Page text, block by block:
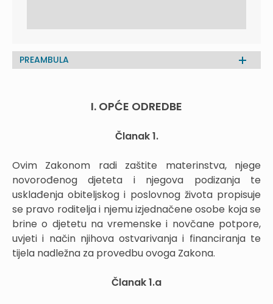
PREAMBULA
I. OPĆE ODREDBE
Članak 1.
Ovim Zakonom radi zaštite materinstva, njege
novorođenog djeteta i njegova podizanja te
usklađenja obiteljskog i poslovnog života propisuje
se pravo roditelja i njemu izjednačene osobe koja se
brine o djetetu na vremenske i novčane potpore,
uvjeti i način njihova ostvarivanja i financiranja te
tijela nadležna za provedbu ovoga Zakona.
Članak 1.a